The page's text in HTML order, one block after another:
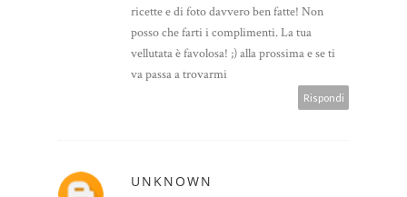
ricette e di foto davvero ben fatte! Non
posso che farti i complimenti. La tua
vellutata è favolosa! ;) alla prossima e se ti
va passa a trovarmi
Rispondi
UNKNOWN